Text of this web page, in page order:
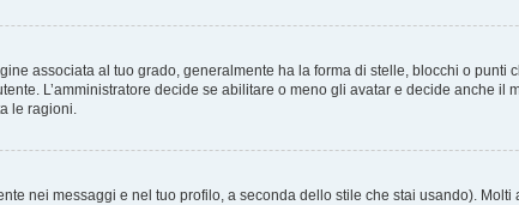
associata al tuo grado, generalmente ha la forma di stelle, blocchi o punti
L’amministratore decide se abilitare o meno gli avatar e decide anche il
le ragioni.
nei messaggi e nel tuo profilo, a seconda dello stile che stai usando).